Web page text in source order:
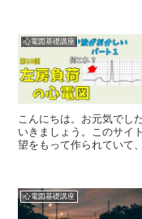
心電図基礎講座
こんにちは。お元気でし
いきましょう。このサイ
望をもって作られていて
心電図基礎講座